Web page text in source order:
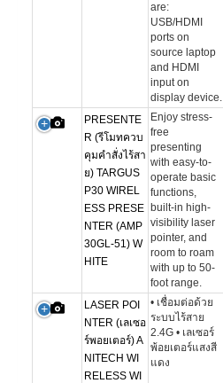
are:
USB/HDMI
ports on
source laptop
and HDMI
input on
display device.
PRESENTE
R (รีโมทควบ
คุมคำสั่งไร้สา
ย) TARGUS
P30 WIREL
ESS PRESE
NTER (AMP
30GL-51) W
HITE
Enjoy stress-
free
presenting
with easy-to-
operate basic
functions,
built-in high-
visibility laser
pointer, and
room to roam
with up to 50-
foot range.
LASER POI
NTER (เลเซอ
ร์พอยเตอร์) A
NITECH WI
RELESS WI
• เชื่อมต่อด้วย
ระบบไร้สาย
2.4G • เลเซอร์
พ้อยเตอร์แสงสี
แดง